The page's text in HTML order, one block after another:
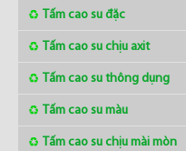
Tấm cao su đặc
Tấm cao su chịu axit
Tấm cao su thông dụng
Tấm cao su màu
Tấm cao su chịu mài mòn